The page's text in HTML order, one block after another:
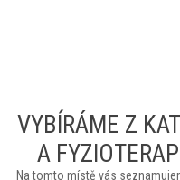
VYBÍRÁME Z
A
Na tomto místě vás